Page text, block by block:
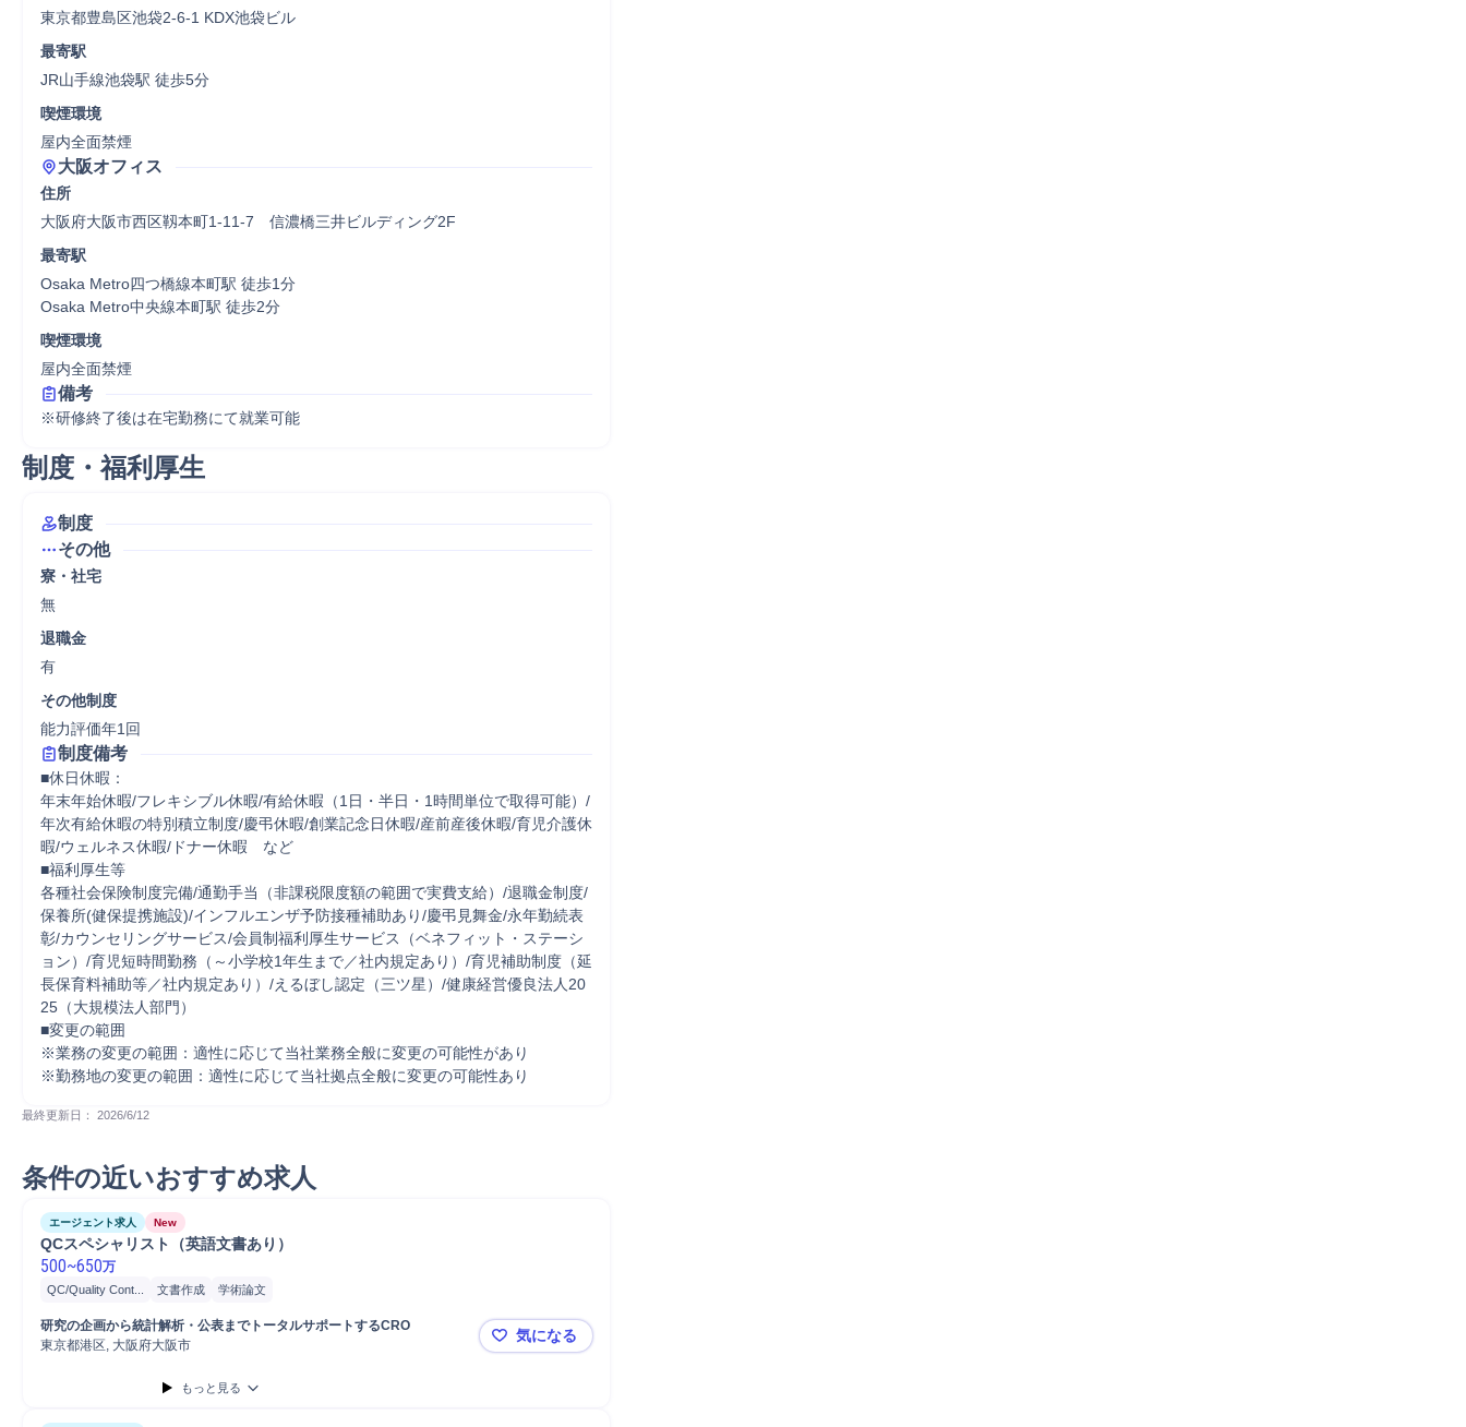
東京都豊島区池袋2-6-1 KDX池袋ビル
最寄駅
JR山手線池袋駅 徒歩5分
喫煙環境
屋内全面禁煙
大阪オフィス
住所
大阪府大阪市西区靱本町1-11-7　信濃橋三井ビルディング2F
最寄駅
Osaka Metro四つ橋線本町駅 徒歩1分
Osaka Metro中央線本町駅 徒歩2分
喫煙環境
屋内全面禁煙
備考
※研修終了後は在宅勤務にて就業可能
制度・福利厚生
制度
その他
寮・社宅
無
退職金
有
その他制度
能力評価年1回
制度備考
■休日休暇：
年末年始休暇/フレキシブル休暇/有給休暇（1日・半日・1時間単位で取得可能）/
年次有給休暇の特別積立制度/慶弔休暇/創業記念日休暇/産前産後休暇/育児介護休
暇/ウェルネス休暇/ドナー休暇　など
■福利厚生等
各種社会保険制度完備/通勤手当（非課税限度額の範囲で実費支給）/退職金制度/
保養所(健保提携施設)/インフルエンザ予防接種補助あり/慶弔見舞金/永年勤続表
彰/カウンセリングサービス/会員制福利厚生サービス（ベネフィット・ステーシ
ョン）/育児短時間勤務（～小学校1年生まで／社内規定あり）/育児補助制度（延
長保育料補助等／社内規定あり）/えるぼし認定（三ツ星）/健康経営優良法人20
25（大規模法人部門）
■変更の範囲
※業務の変更の範囲：適性に応じて当社業務全般に変更の可能性があり
※勤務地の変更の範囲：適性に応じて当社拠点全般に変更の可能性あり
最終更新日： 2026/6/12
条件の近いおすすめ求人
エージェント求人 New
QCスペシャリスト（英語文書あり）
500~650万
QC/Quality Cont... 文書作成 学術論文
研究の企画から統計解析・公表までトータルサポートするCRO
東京都港区, 大阪府大阪市
QCスペシャリスト（英語文書あり）
気になる
もっと見る